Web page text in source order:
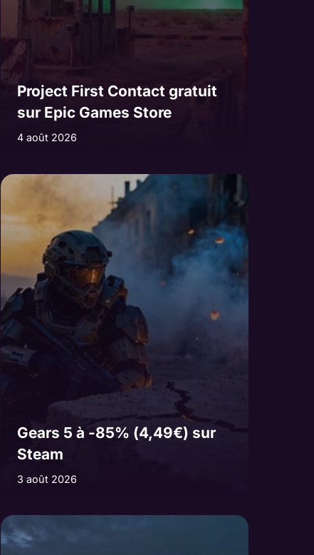
Project First Contact gratuit
sur Epic Games Store
4 août 2026
Gears 5 à -85% (4,49€) sur
Steam
3 août 2026